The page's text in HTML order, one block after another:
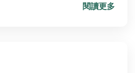
閱讀更多